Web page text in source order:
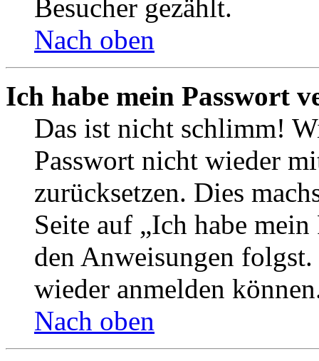
Besucher gezählt.
Nach oben
Ich habe mein Passwort
Das ist nicht schlimm!
Passwort nicht wieder
zurücksetzen. Dies
Seite auf „Ich habe
den Anweisungen
wieder anmelden
Nach oben